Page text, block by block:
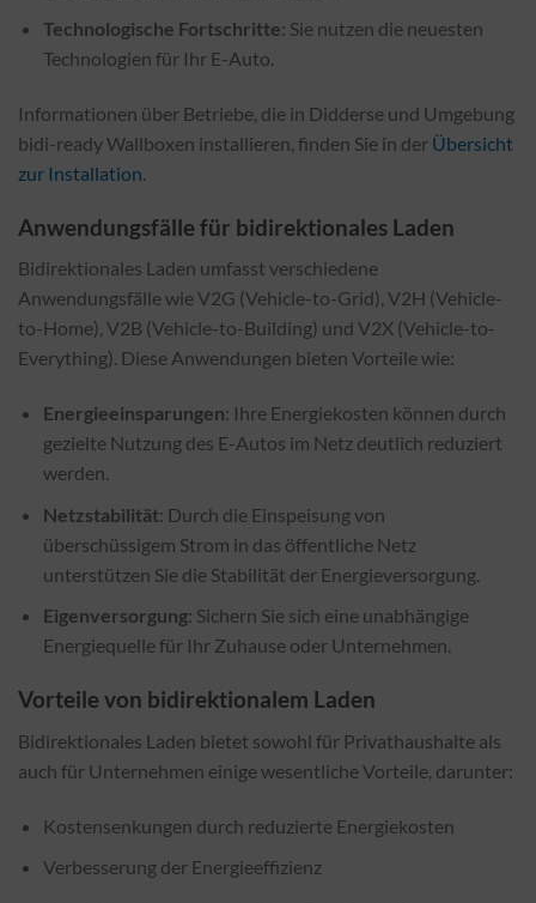
Technologische Fortschritte: Sie nutzen die neuesten
Technologien für Ihr E-Auto.
Informationen über Betriebe, die in Didderse und Umgebung
bidi-ready Wallboxen installieren, finden Sie in der Übersicht
zur Installation.
Anwendungsfälle für bidirektionales Laden
Bidirektionales Laden umfasst verschiedene
Anwendungsfälle wie V2G (Vehicle-to-Grid), V2H (Vehicle-
to-Home), V2B (Vehicle-to-Building) und V2X (Vehicle-to-
Everything). Diese Anwendungen bieten Vorteile wie:
Energieeinsparungen: Ihre Energiekosten können durch
gezielte Nutzung des E-Autos im Netz deutlich reduziert
werden.
Netzstabilität: Durch die Einspeisung von
überschüssigem Strom in das öffentliche Netz
unterstützen Sie die Stabilität der Energieversorgung.
Eigenversorgung: Sichern Sie sich eine unabhängige
Energiequelle für Ihr Zuhause oder Unternehmen.
Vorteile von bidirektionalem Laden
Bidirektionales Laden bietet sowohl für Privathaushalte als
auch für Unternehmen einige wesentliche Vorteile, darunter:
Kostensenkungen durch reduzierte Energiekosten
Verbesserung der Energieeffizienz